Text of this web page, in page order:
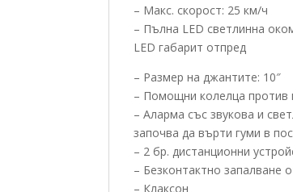
– Макс. скорост: 25 км/ч
– Пълна LED светлинна
LED габарит отпред
– Размер на джантите: 10″
– Помощни колелца против
– Аларма със звукова и
започва да върти гуми в
– 2 бр. дистанционни
– Безконтактно запалване
– Клаксон